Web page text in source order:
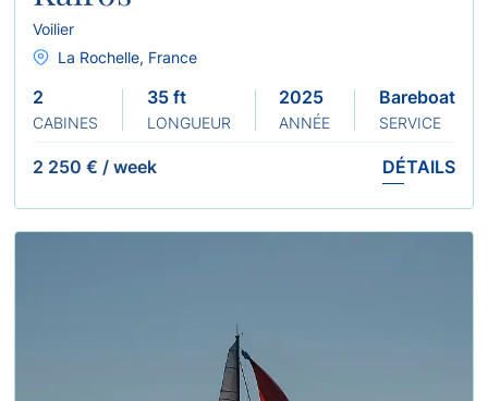
Voilier
La Rochelle, France
2
CABINES
35 ft
LONGUEUR
2025
ANNÉE
Bareboat
SERVICE
2 250 € / week DÉTAILS